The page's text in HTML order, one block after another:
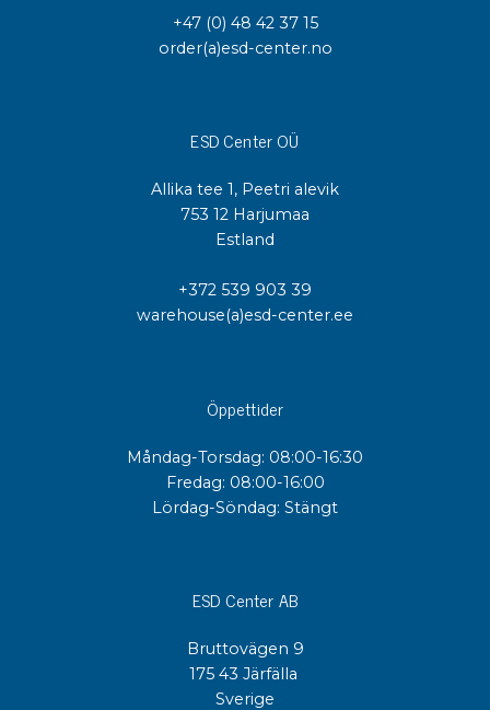
+47 (0) 48 42 37 15
order(a)esd-center.no
ESD Center OÜ
Allika tee 1, Peetri alevik
753 12 Harjumaa
Estland
+372 539 903 39
warehouse(a)esd-center.ee
Öppettider
Måndag-Torsdag: 08:00-16:30
Fredag: 08:00-16:00
Lördag-Söndag: Stängt
ESD Center AB
Bruttovägen 9
175 43 Järfälla
Sverige